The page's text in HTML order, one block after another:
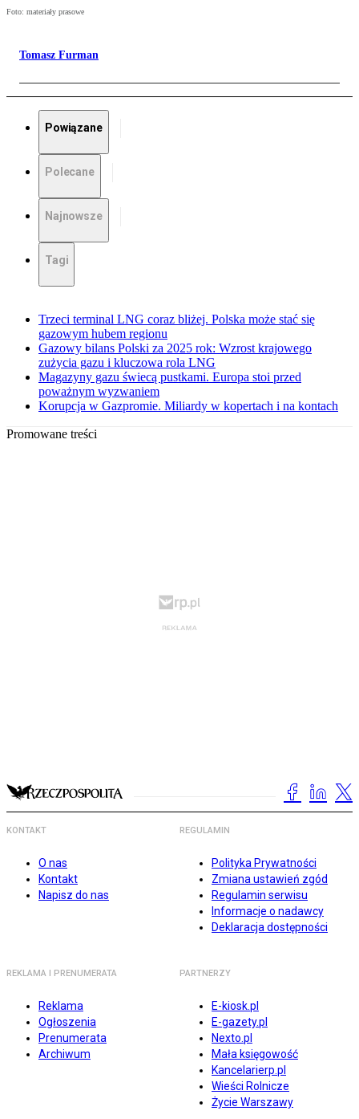
Foto: materiały prasowe
Tomasz Furman
Powiązane
Polecane
Najnowsze
Tagi
Trzeci terminal LNG coraz bliżej. Polska może stać się
gazowym hubem regionu
Gazowy bilans Polski za 2025 rok: Wzrost krajowego
zużycia gazu i kluczowa rola LNG
Magazyny gazu świecą pustkami. Europa stoi przed
poważnym wyzwaniem
Korupcja w Gazpromie. Miliardy w kopertach i na kontach
Promowane treści
KONTAKT
O nas
Kontakt
Napisz do nas
REGULAMIN
Polityka Prywatności
Zmiana ustawień zgód
Regulamin serwisu
Informacje o nadawcy
Deklaracja dostępności
REKLAMA I PRENUMERATA
Reklama
Ogłoszenia
Prenumerata
Archiwum
PARTNERZY
E-kiosk.pl
E-gazety.pl
Nexto.pl
Mała księgowość
Kancelarierp.pl
Wieści Rolnicze
Życie Warszawy